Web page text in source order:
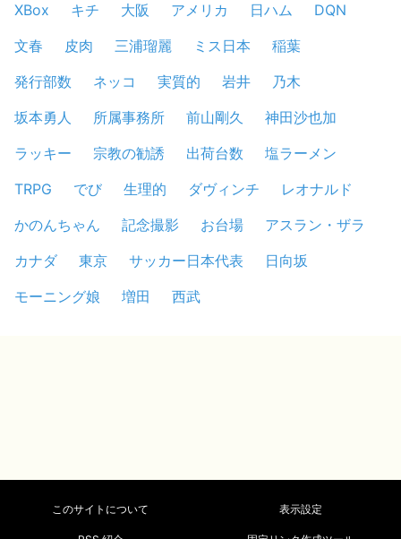
XBox
キチ 大阪 アメリカ 日ハム
DQN
文春
皮肉 三浦瑠麗 ミス日本
稲葉
発行部数
ネッコ 実質的 岩井
乃木
坂本勇人
所属事務所 前山剛久
神田沙也加
ラッキー
宗教の勧誘 出荷台数
塩ラーメン
TRPG
でび 生理的 ダヴィンチ
レオナルド
かのんちゃん
記念撮影 お台場
アスラン・ザラ
カナダ
東京 サッカー日本代表
日向坂
モーニング娘
増田 西武
このサイトについて 表示設定